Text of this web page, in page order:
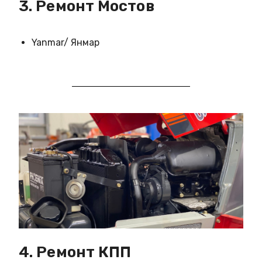
3. Ремонт Мостов
Yanmar/ Янмар
4. Ремонт КПП